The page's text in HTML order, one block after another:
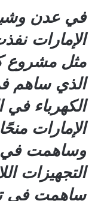
في عدن
الإمارات
مثل مشروع
الذي ساهم
الكهرباء
الإمارات
وساهمت في
التجهيزات
ساهمت في